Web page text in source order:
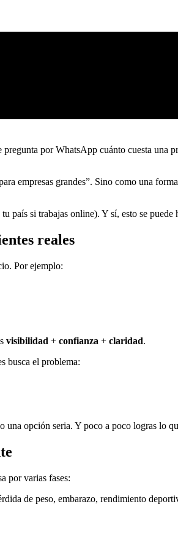
por WhatsApp cuánto cuesta
empresas grandes”. Sino como una
país si trabajas online). Y sí, esto se
reales
Por ejemplo:
visibilidad + confianza + claridad.
busca el problema:
opción seria. Y poco a poco logras lo
por varias fases:
de peso, embarazo, rendimiento